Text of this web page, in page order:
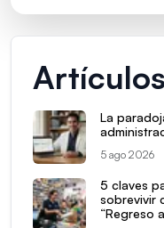
La
5 ago 2026
5 claves
sobrevivir
“Regreso